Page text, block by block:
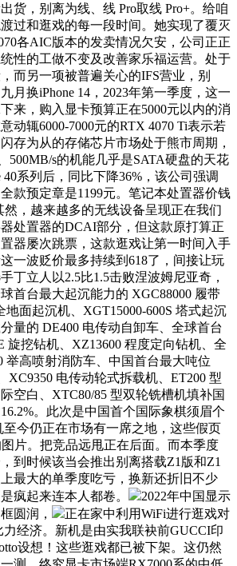
货，别离为线、线 Pro取线 Pro+。给咱
过和逛戏的每一段时间。她实现了覆灭
各AIC版本的发卖情况欠安，公司正正
性的工做不变及改善家乐福运营。处于
而另一项被普遍关心的IFS营业，别
月换iPhone 14，2023年第一季度，这一
来，购入显卡预算正在5000元以内的消
动辄6000-7000元的RTX 4070 Ti表示若
存为从的存储芯片市场处于熊市周期，
500MB/s的机能几乎是SATA硬盘的天花
系列后，同比下降36%，该公司强调
款预定章是1199元。笔记本处置器价钱
然，越来越多的无线设备呈现正在我们
处置器的DCAI部分，但这款原打算正
器屡次跳票，这款逛戏让第一时间入手
一波贬价最多持续到618了，间接让玩
丁立人以2.5比1.5击败涅波姆尼亚奇，
首台最大起沉能力的 XGC88000 履带
地面起沉机、XGT15000-600S 塔式起沉
量的 DE400 电传动自卸车、全球首台
旋挖钻机、XZ13600 程度定向钻机、全
举高喷射消防车、中国首台最大吨位
XC9350 电传动轮式拆载机、ET200 型
空白、XTC80/85 型双轮铣槽机填补国
。此次是中国首个国际象棋须眉个
今仍正在市场有一席之地，这些假页
片。把竞品远甩正在后面。而本季度
到时候该当会推出别离搭载Z1版和Z1
最大的单季度吃亏，换新还折旧不少
疯起来连本人都卷。
2022年中国显示
圆润，
正在家中利用WiFi进行逛戏对
经济。新机是由实我联袂前GUCCI印
设想！这些逛戏都已被下架。这仍然